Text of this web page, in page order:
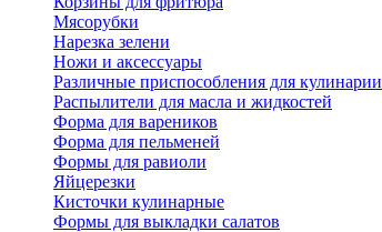
Мясорубки
Нарезка зелени
Ножи и аксессуары
Различные приспособления для кулинарии
Распылители для масла и жидкостей
Форма для вареников
Форма для пельменей
Формы для равиоли
Яйцерезки
Кисточки кулинарные
Формы для выкладки салатов